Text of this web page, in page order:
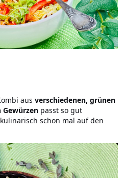
aus verschiedenen, grünen
Gewürzen passt so gut
schon mal auf den